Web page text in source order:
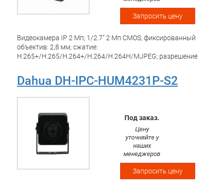
Видеокамера IP 2 Mп; 1/2.7" 2 Mп CMOS; фиксированный
объектив: 2,8 мм; сжатие:
H.265+/H.265/H.264+/H.264/H.264H/MJPEG; разрешение
чувствительность: 0.007 лк/F2.4(цвет, 1/3 с), 0.04
лк/F2.4(цвет, 1/30 с), 0.004 лк/F2.4(ч/б, 1/3 с), 0.02
Запросить цену
Dahua DH-IPC-HUM4231P-S2
Под заказ.
Цену
уточняйте у
наших
менеджеров
Запросить цену